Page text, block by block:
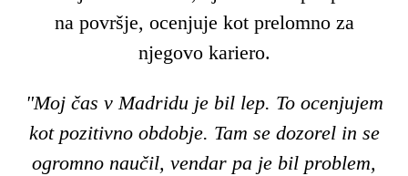
na površje, ocenjuje kot prelomno za
njegovo kariero.
"Moj čas v Madridu je bil lep. To ocenjujem
kot pozitivno obdobje. Tam se dozorel in se
ogromno naučil, vendar pa je bil problem,